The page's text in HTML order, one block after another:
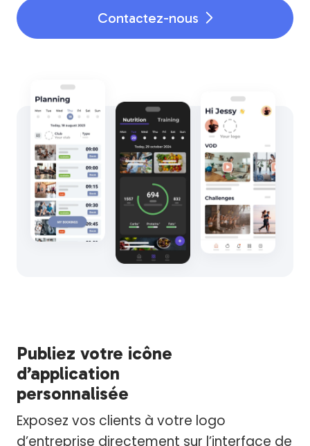
Contactez-nous 
Publiez votre icône
d’application
personnalisée
Exposez vos clients à votre logo
d’entreprise directement sur l’interface de